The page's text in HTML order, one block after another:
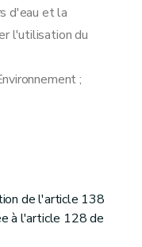
d'eau et la
l'utilisation du
;
de l'article 138
à l'article 128 de